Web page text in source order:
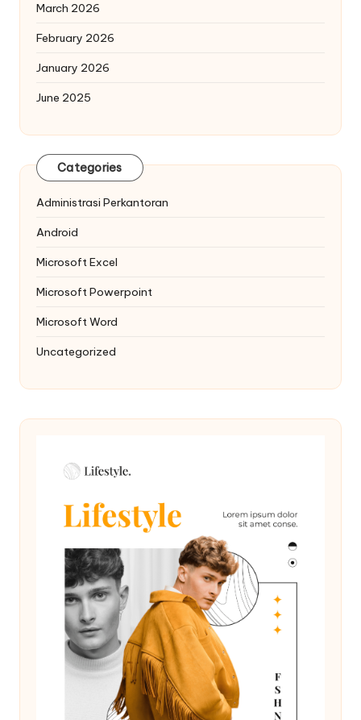
March 2026
February 2026
January 2026
June 2025
Categories
Administrasi Perkantoran
Android
Microsoft Excel
Microsoft Powerpoint
Microsoft Word
Uncategorized